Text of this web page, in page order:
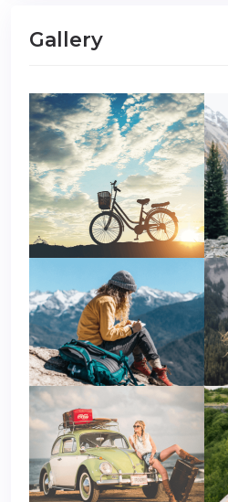
Gallery